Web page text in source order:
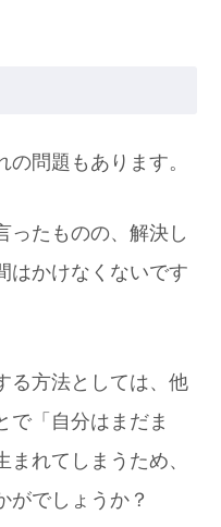
問題もあります。
たものの、解決し
はかけなくないです
る方法としては、他
で「自分はまだま
れてしまうため、
がでしょうか？